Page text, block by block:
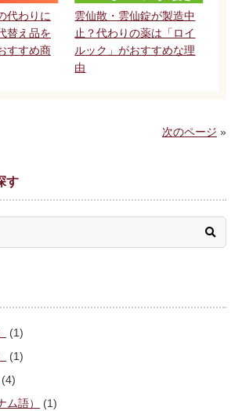
代わりに
替え品を
すすめ商
雲仙散・雲仙錠が製造中
止？代わりの薬は「ロイ
ルック」がおすすめな理
由
次のページ »
す
(1)
(1)
(4)
語）
(1)